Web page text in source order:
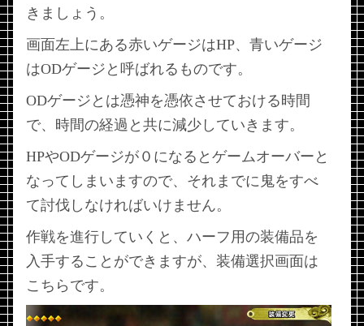
きましょう。
画面左上にある赤いゲージはHP、青いゲージ
はODゲージと呼ばれるものです。
ODゲージとは憑神を憑依させておける時間
で、時間の経過と共に減少していきます。
HPやODゲージが０になるとゲームオーバーと
なってしまいますので、それまでに鬼をすべ
て討伐しなければいけません。
作戦を進行していくと、ハーフ用の装備品を
入手することができますが、装備選択画面は
こちらです。